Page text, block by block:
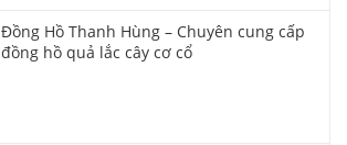
Đồng Hồ Thanh Hùng – Chuyên cung cấp
đồng hồ quả lắc cây cơ cổ